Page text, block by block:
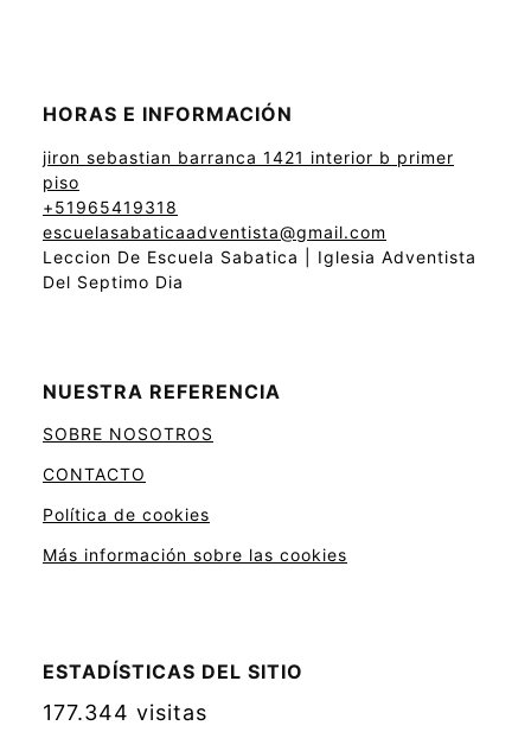
HORAS E INFORMACIÓN
jiron sebastian barranca 1421 interior b primer
piso
+51965419318
escuelasabaticaadventista@gmail.com
Leccion De Escuela Sabatica | Iglesia Adventista
Del Septimo Dia
NUESTRA REFERENCIA
SOBRE NOSOTROS
CONTACTO
Política de cookies
Más información sobre las cookies
ESTADÍSTICAS DEL SITIO
177.344 visitas